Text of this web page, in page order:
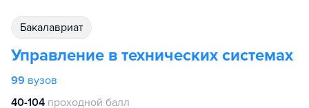
бакалавриат
Управление в технических системах
99 вузов
40-104 проходной балл